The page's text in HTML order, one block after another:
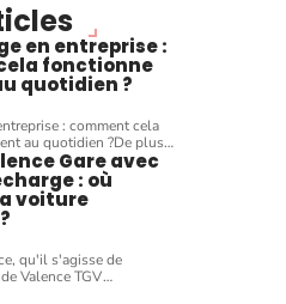
en entreprise :
fonctionne
quotidien ?
: comment cela
au quotidien ?De plus…
Gare avec
: où
voiture
qu'il s'agisse de
Valence TGV…